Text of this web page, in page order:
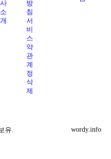
사
소
개
방
침
서
비
스
약
관
계
정
삭
제
유. wordy.info